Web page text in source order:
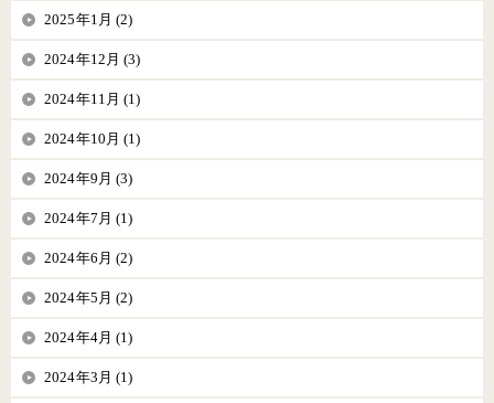
2025年1月 (2)
2024年12月 (3)
2024年11月 (1)
2024年10月 (1)
2024年9月 (3)
2024年7月 (1)
2024年6月 (2)
2024年5月 (2)
2024年4月 (1)
2024年3月 (1)